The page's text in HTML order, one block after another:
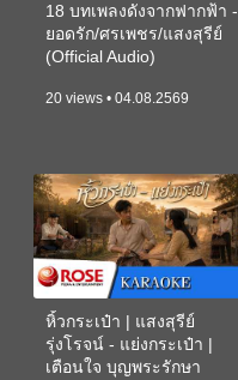
18 บทเพลงดังจากฟากฟ้า -
ยอดรัก/ศรเพชร/แสงสุรีย์
(Official Audio)
20 views • 04.08.2569
หิ้วกระเป๋า | แสงสุรีย์
รุ่งโรจน์ - แย่งกระเป๋า |
เตือนใจ บุญพระรักษา